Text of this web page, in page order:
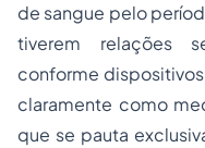
de sangue pelo
tiverem relações
conforme
claramente como
que se pauta